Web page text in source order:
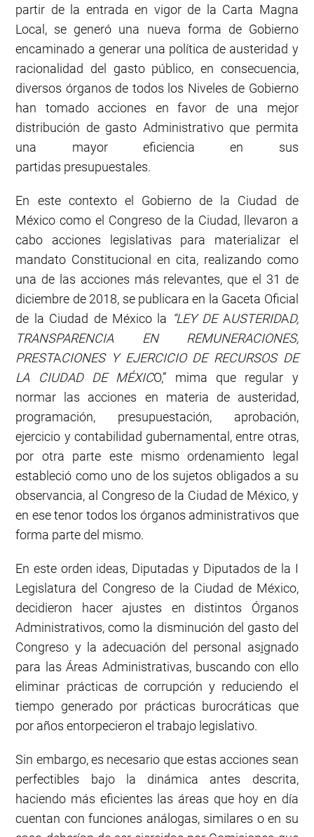
partir de la entrada en vigor de la Carta Magna
Local, se generó una nueva forma de Gobierno
encaminado a generar una política de austeridad y
racionalidad del gasto público, en consecuencia,
diversos órganos de todos los Niveles de Gobierno
han tomado acciones en favor de una mejor
distribución de gasto Administrativo que permita
una mayor eficiencia en sus
partidas presupuestales.
En este contexto el Gobierno de la Ciudad de
México como el Congreso de la Ciudad, llevaron a
cabo acciones legislativas para materializar el
mandato Constitucional en cita, realizando como
una de las acciones más relevantes, que el 31 de
diciembre de 2018, se publicara en la Gaceta Oficial
de la Ciudad de México la “LEY DE AUSTERIDAD,
TRANSPARENCIA EN REMUNERACIONES,
PRESTACIONES Y EJERCICIO DE RECURSOS DE
LA
CIUDAD DE MÉXICO,” mima que regular y
normar las acciones en materia de austeridad,
programación, presupuestación, aprobación,
ejercicio y contabilidad gubernamental, entre otras,
por otra parte este mismo ordenamiento legal
estableció como uno de los sujetos obligados a su
observancia, al Congreso de la Ciudad de México, y
en ese tenor todos los órganos administrativos que
forma parte del mismo.
En este orden ideas, Diputadas y Diputados de la I
Legislatura del Congreso de la Ciudad de México,
decidieron hacer ajustes en distintos Órganos
Administrativos, como la disminución del gasto del
Congreso y la adecuación del personal asignado
para las Áreas Administrativas, buscando con ello
eliminar prácticas de corrupción y reduciendo el
tiempo generado por prácticas burocráticas que
por años entorpecieron el trabajo legislativo.
Sin embargo, es necesario que estas acciones sean
perfectibles bajo la dinámica antes descrita,
haciendo más eficientes las áreas que hoy en día
cuentan con funciones análogas, similares o en su